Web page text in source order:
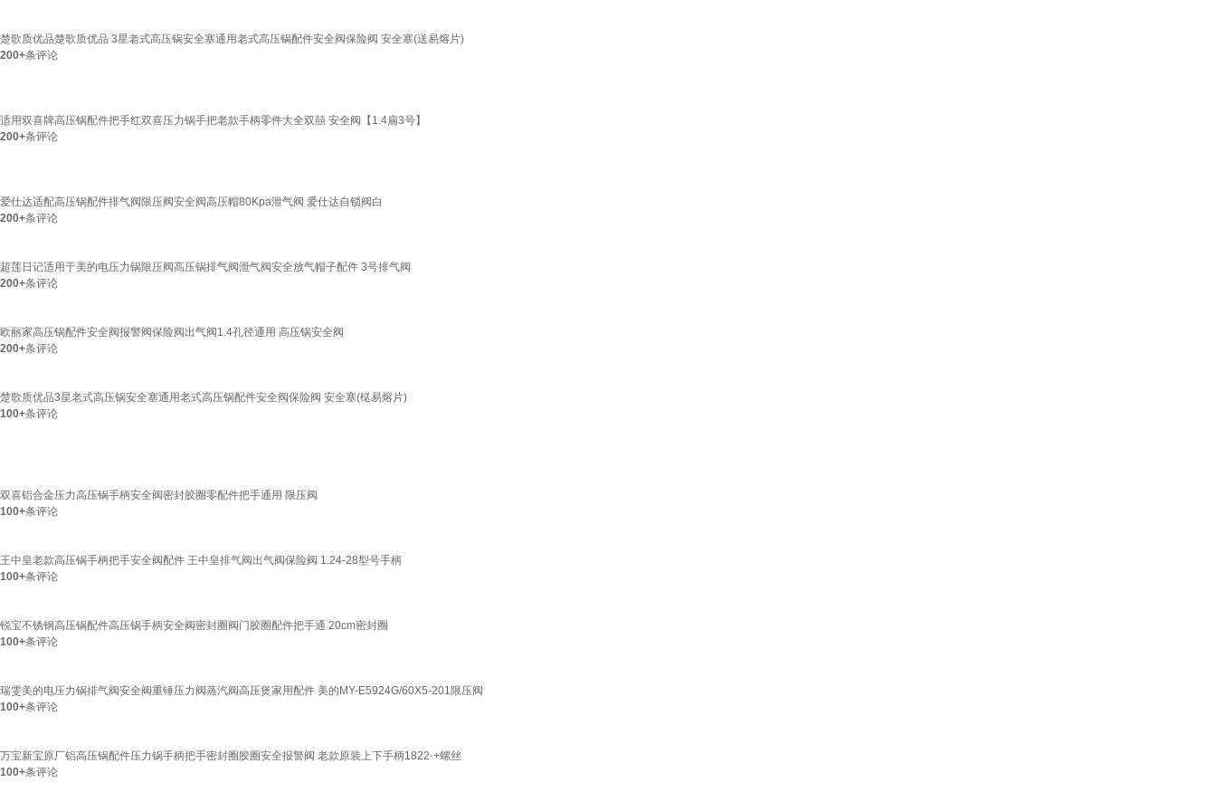
楚歌质优品楚歌质优品 3星老式高压锅安全塞通用老式高压锅配件安全阀保险阀 安全塞(送易熔片)
200+条评论
适用双喜牌高压锅配件把手红双喜压力锅手把老款手柄零件大全双囍 安全阀【1.4扁3号】
200+条评论
爱仕达适配高压锅配件排气阀限压阀安全阀高压帽80Kpa泄气阀 爱仕达自锁阀白
200+条评论
超莲日记适用于美的电压力锅限压阀高压锅排气阀泄气阀安全放气帽子配件 3号排气阀
200+条评论
欧丽家高压锅配件安全阀报警阀保险阀出气阀1.4孔径通用 高压锅安全阀
200+条评论
楚歌质优品3星老式高压锅安全塞通用老式高压锅配件安全阀保险阀 安全塞(㮸易熔片)
100+条评论
双喜铝合金压力高压锅手柄安全阀密封胶圈零配件把手通用 限压阀
100+条评论
王中皇老款高压锅手柄把手安全阀配件 王中皇排气阀出气阀保险阀 1.24-28型号手柄
100+条评论
锐宝不锈钢高压锅配件高压锅手柄安全阀密封圈阀门胶圈配件把手通 20cm密封圈
100+条评论
瑞雯美的电压力锅排气阀安全阀重锤压力阀蒸汽阀高压煲家用配件 美的MY-E5924G/60X5-201限压阀
100+条评论
万宝新宝原厂铝高压锅配件压力锅手柄把手密封圈胶圈安全报警阀 老款原装上下手柄1822·+螺丝
100+条评论